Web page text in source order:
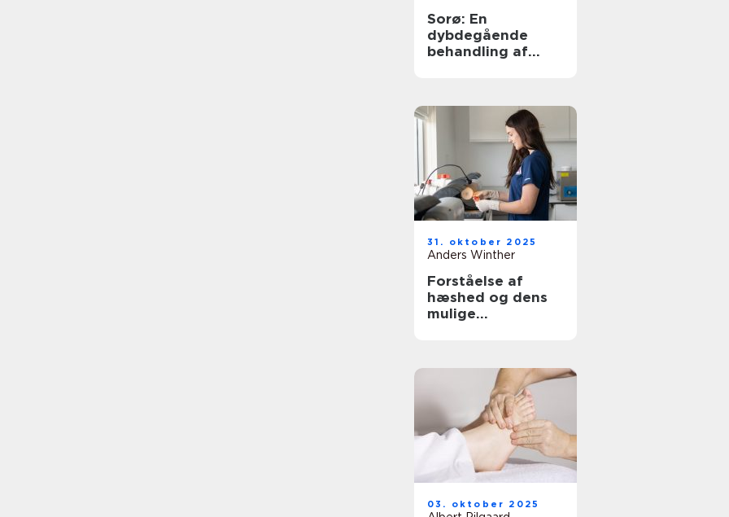
Sorø: En
dybdegående
behandling af
31. oktober 2025
Anders Winther
Forståelse af
hæshed og dens
mulige
03. oktober 2025